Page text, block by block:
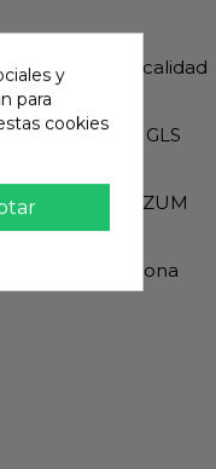
de Máxima calidad
GLS
- PAYPAL - BIZUM
en persona
y
para
cookies